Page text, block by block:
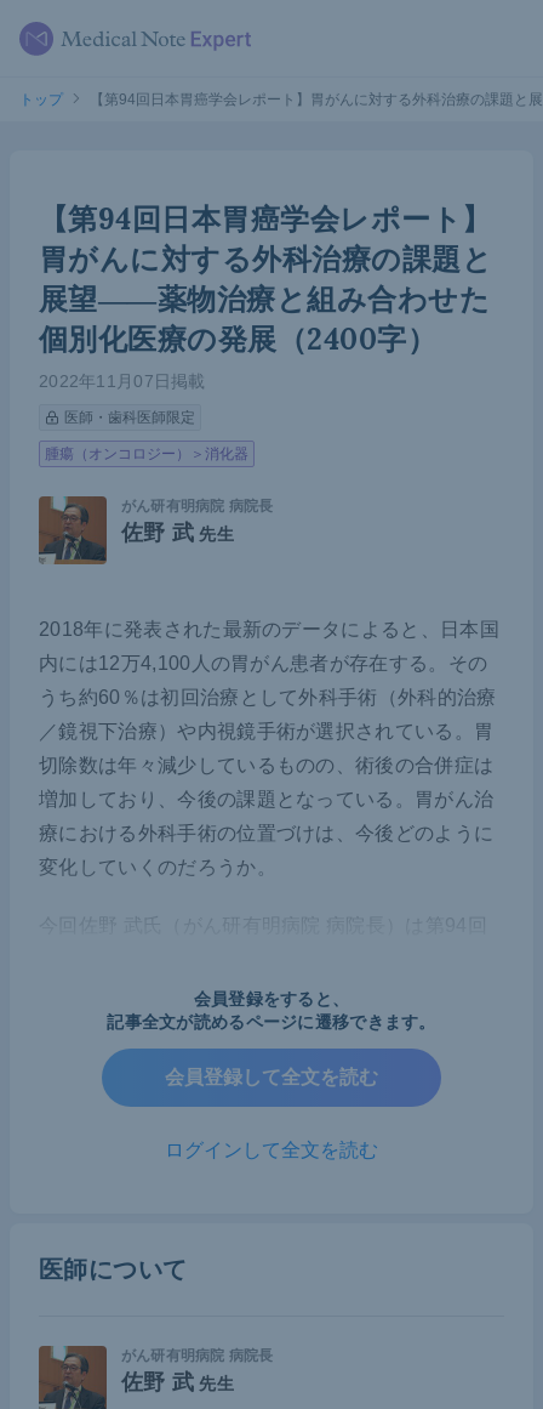
トップ 【第94回日本胃癌学会レポート】胃がんに対する外科治療の課題
【第94回日本胃癌学会レポート】
胃がんに対する外科治療の課題と
展望――薬物治療と組み合わせた
個別化医療の発展（2400字）
2022年11月07日掲載
医師・歯科医師限定
腫瘍（オンコロジー）＞消化器
がん研有明病院 病院長
佐野 武 先生
2018年に発表された最新のデータによると、日本国
内には12万4,100人の胃がん患者が存在する。その
うち約60％は初回治療として外科手術（外科的治療
／鏡視下治療）や内視鏡手術が選択されている。胃
切除数は年々減少しているものの、術後の合併症は
増加しており、今後の課題となっている。胃がん治
療における外科手術の位置づけは、今後どのように
変化していくのだろうか。
ける会長特別企画の中で、胃がん領域における外科
手術の現状と今後の展望について講演を行った。
胃がん治療の実際
1～2019年の資料を見ると、幽門側胃切除術や胃全
つ減少している。にもかかわらず、Clavien-Dindo
分類IIIaからIVに該当するような術後合併症は増加傾
会員登録をすると、
記事全文が読めるページに遷移できます。
会員登録して全文を読む
ログインして全文を読む
医師について
がん研有明病院 病院長
佐野 武 先生